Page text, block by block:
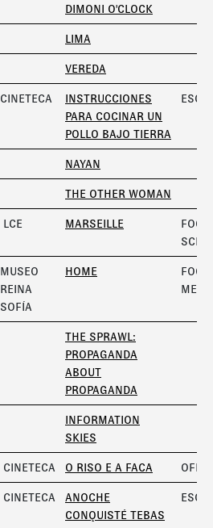
DIMONI O'CLOCK
LIMA
VEREDA
CINETECA
INSTRUCCIONES
PARA COCINAR UN
POLLO BAJO TIERRA
NAYAN
THE OTHER WOMAN
LCE MARSEILLE
MUSEO
REINA
SOFÍA
HOME
FOCO
THE SPRAWL:
PROPAGANDA
ABOUT
PROPAGANDA
INFORMATION
SKIES
CINETECA O RISO E A FACA
CINETECA
ANOCHE
CONQUISTÉ TEBAS